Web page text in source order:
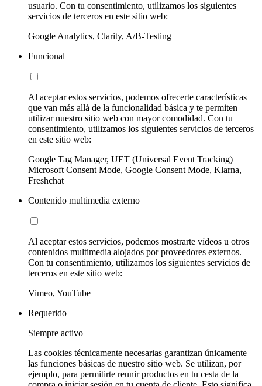
usuario. Con tu consentimiento, utilizamos los siguientes
servicios de terceros en este sitio web:
Google Analytics, Clarity, A/B-Testing
Funcional
Al aceptar estos servicios, podemos ofrecerte características
que van más allá de la funcionalidad básica y te permiten
utilizar nuestro sitio web con mayor comodidad. Con tu
consentimiento, utilizamos los siguientes servicios de terceros
en este sitio web:
Google Tag Manager, UET (Universal Event Tracking)
Microsoft Consent Mode, Google Consent Mode, Klarna,
Freshchat
Contenido multimedia externo
Al aceptar estos servicios, podemos mostrarte vídeos u otros
contenidos multimedia alojados por proveedores externos.
Con tu consentimiento, utilizamos los siguientes servicios de
terceros en este sitio web:
Vimeo, YouTube
Requerido
Siempre activo
Las cookies técnicamente necesarias garantizan únicamente
las funciones básicas de nuestro sitio web. Se utilizan, por
ejemplo, para permitirte reunir productos en tu cesta de la